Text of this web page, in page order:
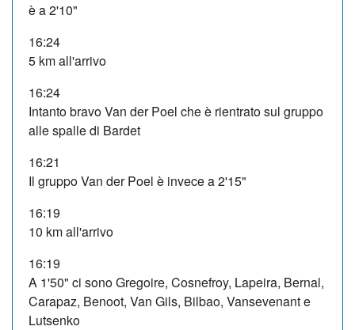
è a 2'10"
16:24
5 km all'arrivo
16:24
Intanto bravo Van der Poel che è rientrato sul gruppo
alle spalle di Bardet
16:21
Il gruppo Van der Poel è invece a 2'15"
16:19
10 km all'arrivo
16:19
A 1'50" ci sono Gregoire, Cosnefroy, Lapeira, Bernal,
Carapaz, Benoot, Van Gils, Bilbao, Vansevenant e
Lutsenko